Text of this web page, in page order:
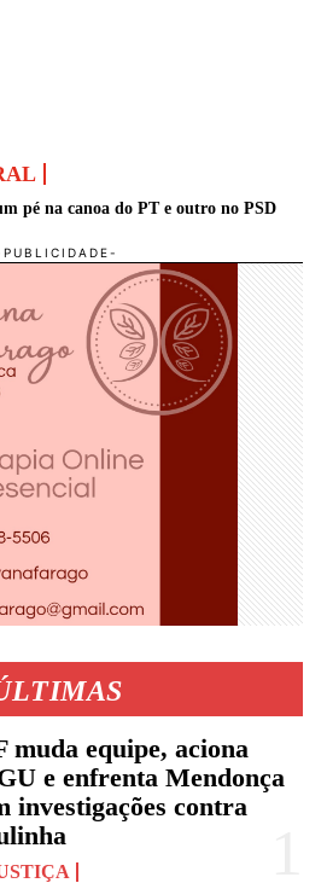
pé na canoa do PT e outro no PSD
muda equipe, aciona
e enfrenta Mendonça
investigações contra